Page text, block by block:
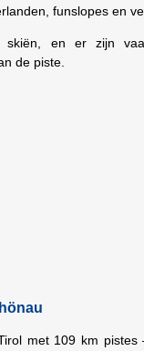
funslopes en
skiën, en er zijn
de piste.
met 109 km